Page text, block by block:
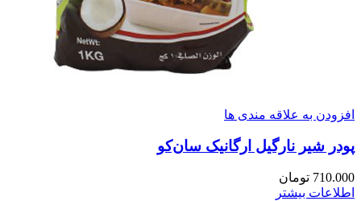
افزودن به علاقه مندی ها
پودر شیر نارگیل ارگانیک سان‌کو
710.000 تومان
اطلاعات بیشتر